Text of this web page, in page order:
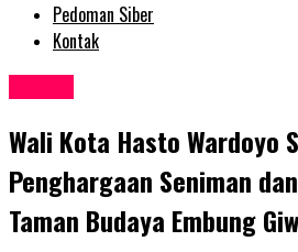
Pedoman Siber
Kontak
Wali Kota Hasto Wardoyo
Penghargaan Seniman
Taman Budaya Embung